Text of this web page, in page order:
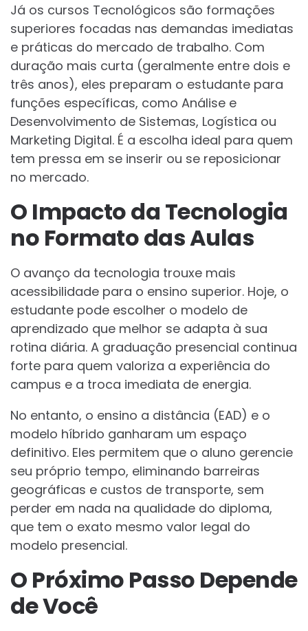
Já os cursos Tecnológicos são formações
superiores focadas nas demandas imediatas
e práticas do mercado de trabalho. Com
duração mais curta (geralmente entre dois e
três anos), eles preparam o estudante para
funções específicas, como Análise e
Desenvolvimento de Sistemas, Logística ou
Marketing Digital. É a escolha ideal para quem
tem pressa em se inserir ou se reposicionar
no mercado.
O Impacto da Tecnologia
no Formato das Aulas
O avanço da tecnologia trouxe mais
acessibilidade para o ensino superior. Hoje, o
estudante pode escolher o modelo de
aprendizado que melhor se adapta à sua
rotina diária. A graduação presencial continua
forte para quem valoriza a experiência do
campus e a troca imediata de energia.
No entanto, o ensino a distância (EAD) e o
modelo híbrido ganharam um espaço
definitivo. Eles permitem que o aluno gerencie
seu próprio tempo, eliminando barreiras
geográficas e custos de transporte, sem
perder em nada na qualidade do diploma,
que tem o exato mesmo valor legal do
modelo presencial.
O Próximo Passo Depende
de Você